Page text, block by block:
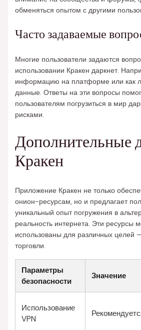
обменяться опытом с другими
Часто задаваемые
Многие пользователи задаются
использовании Кракен даркнет.
информацию на платформе или как
данные. Ответы на эти вопросы
пользователям погрузиться в мир
рисками.
Дополнительные
Кракен
Приложение Кракен не только
онион-ресурсам, но и предлагает
уникальный опыт погружения в
реальность интернета. Эти ресурсы
использованы для различных целей
торговли.
Параметры
безопасности
Значение
Использование
VPN